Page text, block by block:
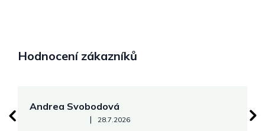
Hodnocení zákazníků
Andrea Svobodová
Hodnocení obchodu je 5 z 5 hvězdiček.
| 28.7.2026